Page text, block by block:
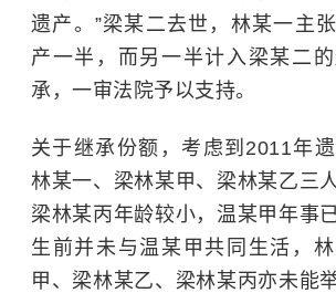
遗产。”梁某二去世，林某一主
产一半，而另一半计入梁某二
承，一审法院予以支持。
关于继承份额，考虑到2011年
林某一、梁林某甲、梁林某乙三
梁林某丙年龄较小，温某甲年事
生前并未与温某甲共同生活，
甲、梁林某乙、梁林某丙亦未能